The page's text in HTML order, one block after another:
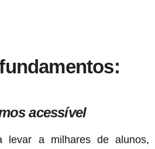
acessível
levar a milhares de alunos,